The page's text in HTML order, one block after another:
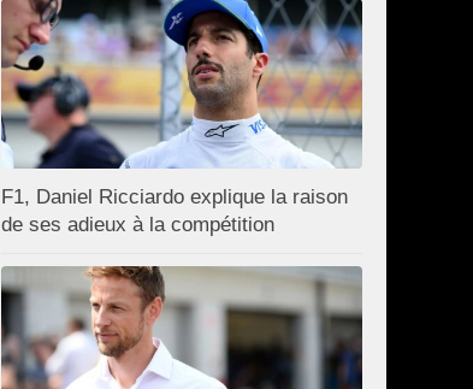
F1, Daniel Ricciardo explique la raison
de ses adieux à la compétition